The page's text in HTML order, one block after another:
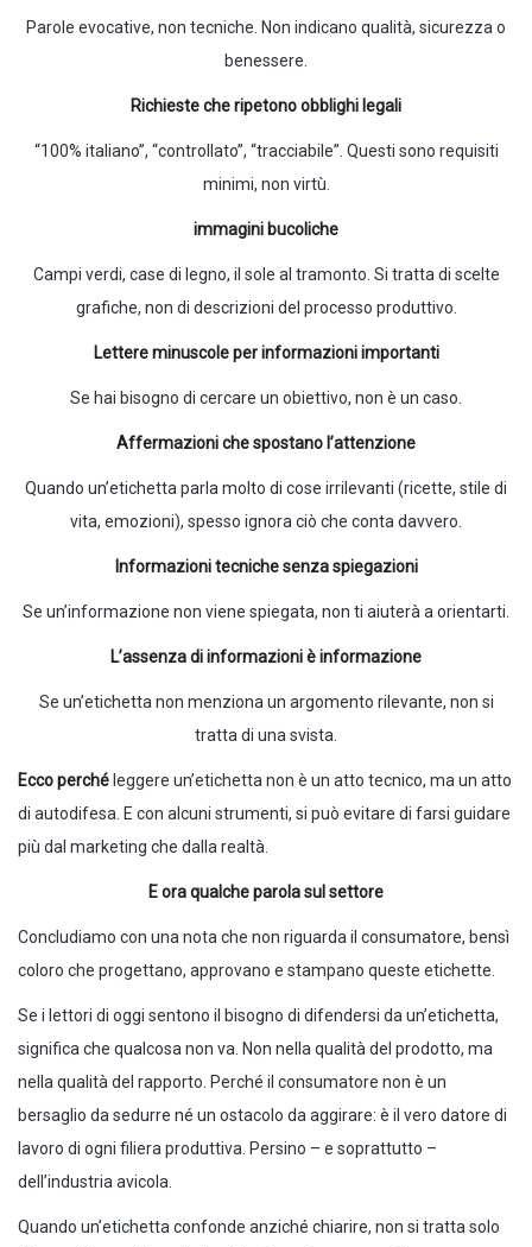
Parole evocative, non tecniche. Non indicano qualità, sicurezza o
benessere.
Richieste che ripetono obblighi legali
“100% italiano”, “controllato”, “tracciabile”. Questi sono requisiti
minimi, non virtù.
immagini bucoliche
Campi verdi, case di legno, il sole al tramonto. Si tratta di scelte
grafiche, non di descrizioni del processo produttivo.
Lettere minuscole per informazioni importanti
Se hai bisogno di cercare un obiettivo, non è un caso.
Affermazioni che spostano l’attenzione
Quando un’etichetta parla molto di cose irrilevanti (ricette, stile di
vita, emozioni), spesso ignora ciò che conta davvero.
Informazioni tecniche senza spiegazioni
Se un’informazione non viene spiegata, non ti aiuterà a orientarti.
L’assenza di informazioni è informazione
Se un’etichetta non menziona un argomento rilevante, non si
tratta di una svista.
Ecco perchéleggere un’etichetta non è un atto tecnico, ma un atto
di autodifesa. E con alcuni strumenti, si può evitare di farsi guidare
più dal marketing che dalla realtà.
E ora qualche parola sul settore
Concludiamo con una nota che non riguarda il consumatore, bensì
coloro che progettano, approvano e stampano queste etichette.
Se i lettori di oggi sentono il bisogno di difendersi da un’etichetta,
significa che qualcosa non va. Non nella qualità del prodotto, ma
nella qualità del rapporto. Perché il consumatore non è un
bersaglio da sedurre né un ostacolo da aggirare: è il vero datore di
lavoro di ogni filiera produttiva. Persino – e soprattutto –
dell’industria avicola.
Quando un’etichetta confonde anziché chiarire, non si tratta solo